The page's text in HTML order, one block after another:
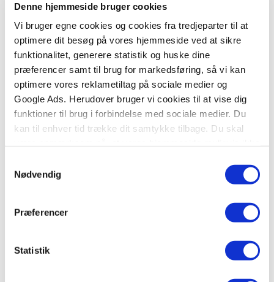
Denne hjemmeside bruger cookies
Vi bruger egne cookies og cookies fra tredjeparter til at
optimere dit besøg på vores hjemmeside ved at sikre
funktionalitet, generere statistik og huske dine
præferencer samt til brug for markedsføring, så vi kan
optimere vores reklametiltag på sociale medier og
Google Ads. Herudover bruger vi cookies til at vise dig
funktioner til brug i forbindelse med sociale medier. Du
kan til enhver tid trække dit samtykke tilbage. Du skal
tilbagetrækker et samtykke.
Nødvendig
Præferencer
Statistik
Fifi skal synge med klubbens band til årets store
begivenhed: Forårsfestivalen. Men Fifis mor har
glemt at fortælle Fifi, at fætter Johan holder sin
konfirmation i samme weekend – og Fifis mor er
ikke i tvivl om, hvilken begivenhed der er vigtigst.
Chilis mor har taget et hypnosekursus, så nu ved
Chili, hvordan man hypnotiserer folk. Måske kan
de bruge denne viden til at overbevise Fifis mor
om, at Forårsfestivalen er vigtigst?
venskab, intriger og den første forelskelse.
Fifi & Chili (1) – Tabertøsernes hævn